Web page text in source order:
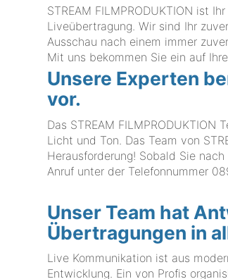
STREAM FILMPRODUKTION ist
Liveübertragung. Wir sind Ihr
Ausschau nach einem immer
Mit uns bekommen Sie ein auf
Unsere Experten
vor.
Das STREAM
Licht und Ton. Das Team von
Herausforderung! Sobald Sie
Anruf unter der Telefonnummer
Unser Team hat
Übertragungen in
Live Kommunikation ist aus
Entwicklung. Ein von Profis